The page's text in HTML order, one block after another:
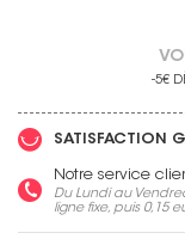
-5€
SATISFACTION
Notre service
Du Lundi au
ligne fixe, puis 0,15